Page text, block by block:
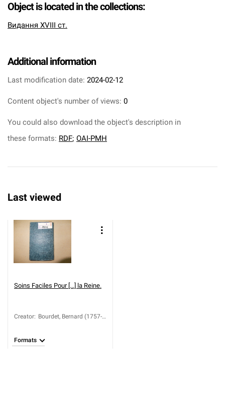
Object is located in the collections:
Видання XVIII ст.
Additional information
Last modification date: 2024-02-12
Content object's number of views: 0
You could also download the object's description in
these formats: RDF; OAI-PMH
Last viewed
Soins Faciles Pour [...] la Reine.
Creator: Bourdet, Bernard (1757-
Formats